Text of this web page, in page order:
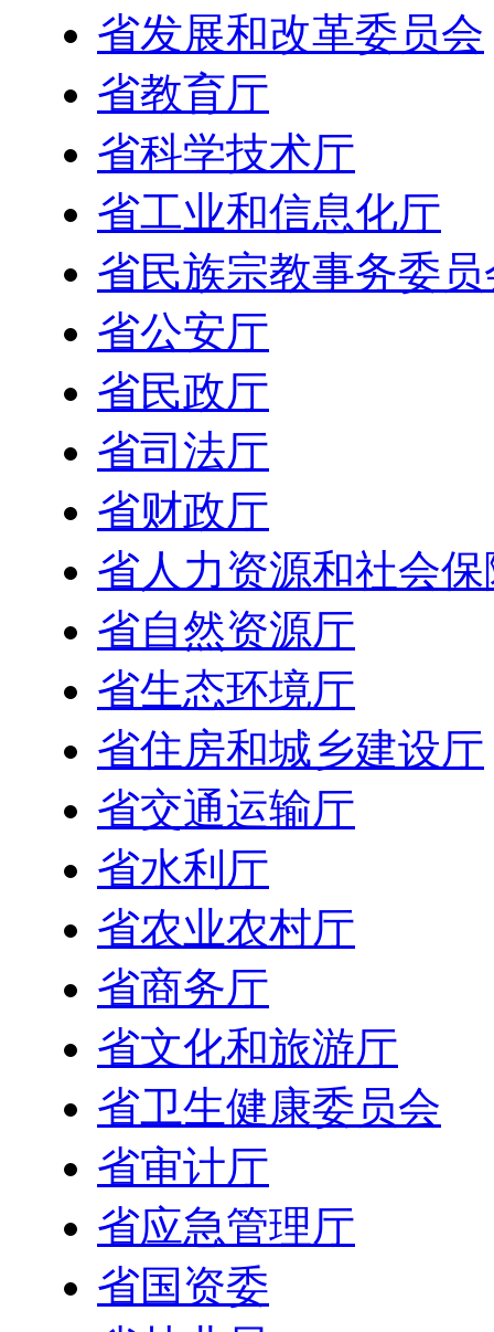
省发展和改革委员会
省教育厅
省科学技术厅
省工业和信息化厅
省民族宗教事务委员
省公安厅
省民政厅
省司法厅
省财政厅
省人力资源和社会
省自然资源厅
省生态环境厅
省住房和城乡建设厅
省交通运输厅
省水利厅
省农业农村厅
省商务厅
省文化和旅游厅
省卫生健康委员会
省审计厅
省应急管理厅
省国资委